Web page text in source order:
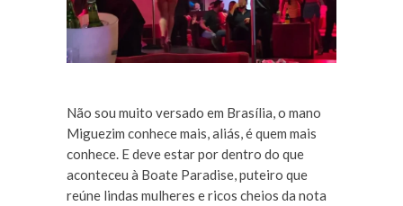
Não sou muito versado em Brasília, o mano
Miguezim conhece mais, aliás, é quem mais
conhece. E deve estar por dentro do que
aconteceu à Boate Paradise, puteiro que
reúne lindas mulheres e ricos cheios da nota